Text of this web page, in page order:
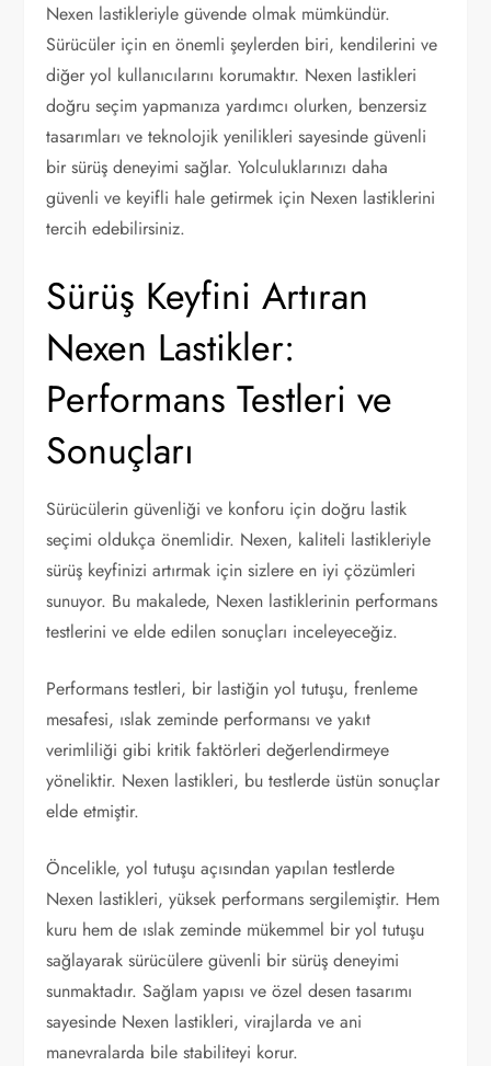
Nexen lastikleriyle güvende olmak mümkündür.
Sürücüler için en önemli şeylerden biri, kendilerini ve
diğer yol kullanıcılarını korumaktır. Nexen lastikleri
doğru seçim yapmanıza yardımcı olurken, benzersiz
tasarımları ve teknolojik yenilikleri sayesinde güvenli
bir sürüş deneyimi sağlar. Yolculuklarınızı daha
güvenli ve keyifli hale getirmek için Nexen lastiklerini
tercih edebilirsiniz.
Sürüş Keyfini Artıran
Nexen Lastikler:
Performans Testleri ve
Sonuçları
Sürücülerin güvenliği ve konforu için doğru lastik
seçimi oldukça önemlidir. Nexen, kaliteli lastikleriyle
sürüş keyfinizi artırmak için sizlere en iyi çözümleri
sunuyor. Bu makalede, Nexen lastiklerinin performans
testlerini ve elde edilen sonuçları inceleyeceğiz.
Performans testleri, bir lastiğin yol tutuşu, frenleme
mesafesi, ıslak zeminde performansı ve yakıt
verimliliği gibi kritik faktörleri değerlendirmeye
yöneliktir. Nexen lastikleri, bu testlerde üstün sonuçlar
elde etmiştir.
Öncelikle, yol tutuşu açısından yapılan testlerde
Nexen lastikleri, yüksek performans sergilemiştir. Hem
kuru hem de ıslak zeminde mükemmel bir yol tutuşu
sağlayarak sürücülere güvenli bir sürüş deneyimi
sunmaktadır. Sağlam yapısı ve özel desen tasarımı
sayesinde Nexen lastikleri, virajlarda ve ani
manevralarda bile stabiliteyi korur.